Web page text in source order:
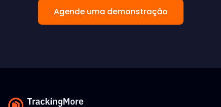
Agende uma demonstração